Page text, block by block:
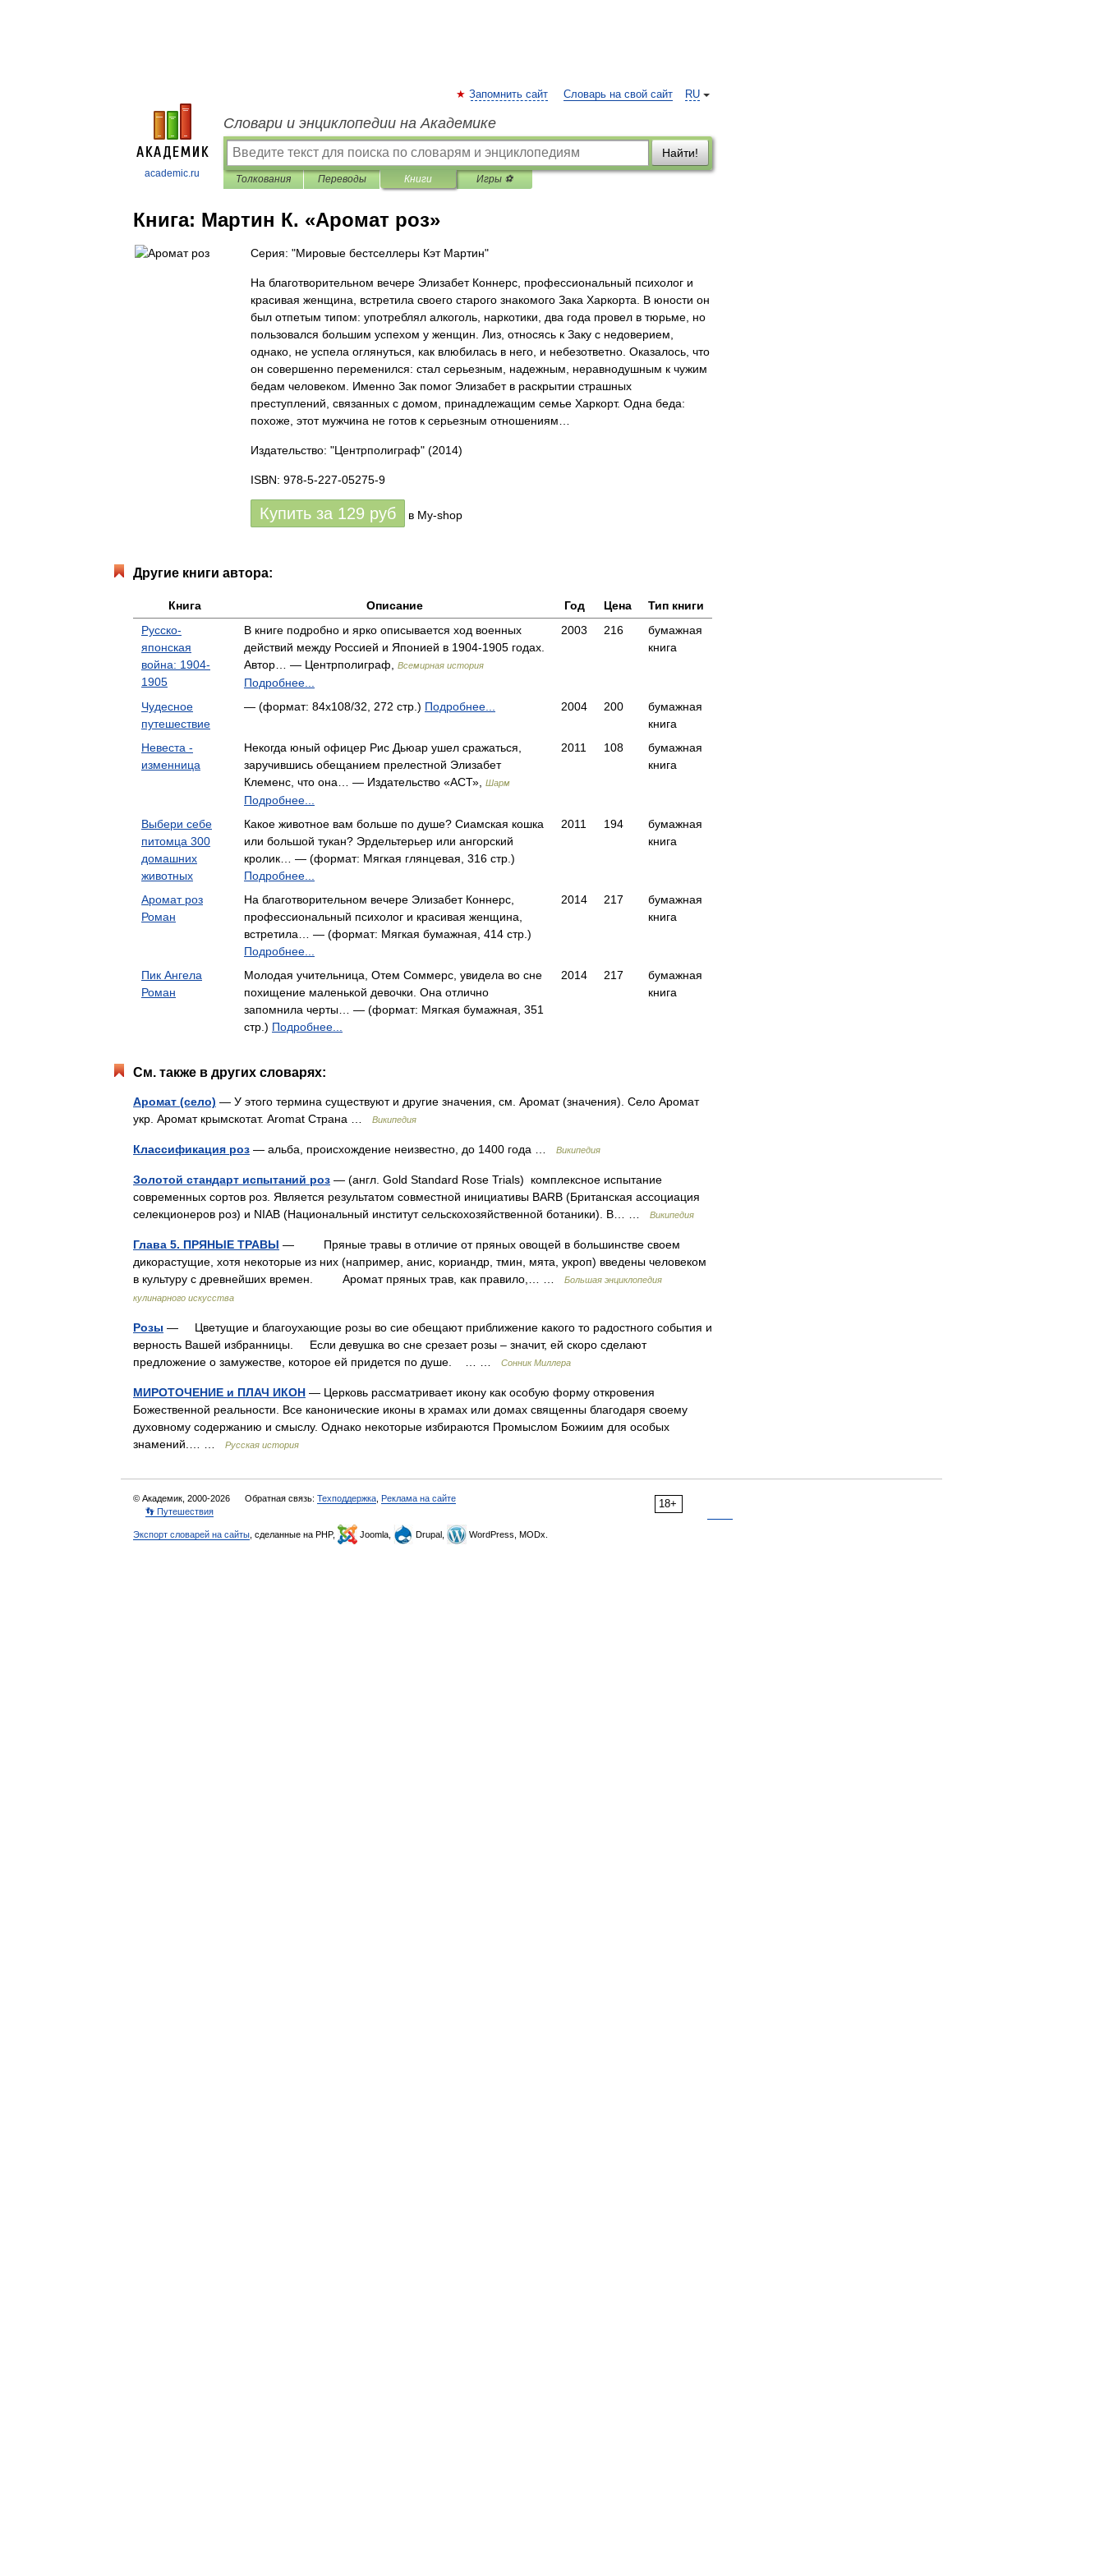
academic.ru
RU
Запомнить сайт Словарь на свой сайт
Словари и энциклопедии на Академике
Найти!
Толкования Переводы Книги Игры ⚽
Книга: Мартин К. «Аромат роз»
Серия: "Мировые бестселлеры Кэт Мартин"
На благотворительном вечере Элизабет Коннерс, профессиональный психолог и
красивая женщина, встретила своего старого знакомого Зака Харкорта. В юности он
был отпетым типом: употреблял алкоголь, наркотики, два года провел в тюрьме, но
пользовался большим успехом у женщин. Лиз, относясь к Заку с недоверием,
однако, не успела оглянуться, как влюбилась в него, и небезответно. Оказалось, что
он совершенно переменился: стал серьезным, надежным, неравнодушным к чужим
бедам человеком. Именно Зак помог Элизабет в раскрытии страшных
преступлений, связанных с домом, принадлежащим семье Харкорт. Одна беда:
похоже, этот мужчина не готов к серьезным отношениям…
Издательство: "Центрполиграф" (2014)
ISBN: 978-5-227-05275-9
Купить за 129 руб в My-shop
Другие книги автора:
Книга Описание Год Цена
Тип книги
Русско-
японская
война: 1904-
1905
В книге подробно и ярко описывается ход военных
действий между Россией и Японией в 1904-1905 годах.
Автор… — Центрполиграф,
Всемирная история
Подробнее...
2003 216
бумажная
книга
Чудесное
путешествие
— (формат: 84x108/32, 272 стр.) Подробнее... 2004 200
бумажная
книга
Невеста -
изменница
Некогда юный офицер Рис Дьюар ушел сражаться,
заручившись обещанием прелестной Элизабет
Клеменс, что она… — Издательство «АСТ»,
Шарм
Подробнее...
2011 108
бумажная
книга
Выбери себе
питомца 300
домашних
животных
Какое животное вам больше по душе? Сиамская кошка
или большой тукан? Эрдельтерьер или ангорский
кролик… — (формат: Мягкая глянцевая, 316 стр.)
Подробнее...
2011 194
бумажная
книга
Аромат роз
Роман
На благотворительном вечере Элизабет Коннерс,
профессиональный психолог и красивая женщина,
встретила… — (формат: Мягкая бумажная, 414 стр.)
Подробнее...
2014 217
бумажная
книга
Пик Ангела
Роман
Молодая учительница, Отем Соммерс, увидела во сне
похищение маленькой девочки. Она отлично
запомнила черты… — (формат: Мягкая бумажная, 351
стр.) Подробнее...
2014 217
бумажная
книга
См. также в других словарях:
Аромат (село) — У этого термина существуют и другие значения, см. Аромат (значения). Село Аромат
укр. Аромат крымскотат. Aromat Страна …
Википедия
Классификация роз — альба, происхождение неизвестно, до 1400 года … Википедия
Золотой стандарт испытаний роз — (англ. Gold Standard Rose Trials) комплексное испытание
современных сортов роз. Является результатом совместной инициативы BARB (Британская ассоциация
селекционеров роз) и NIAB (Национальный институт сельскохозяйственной ботаники). В… …
Википедия
Глава 5. ПРЯНЫЕ ТРАВЫ — Пряные травы в отличие от пряных овощей в большинстве своем
дикорастущие, хотя некоторые из них (например, анис, кориандр, тмин, мята, укроп) введены человеком
в культуру с древнейших времен. Аромат пряных трав, как правило,… …
Большая энциклопедия
кулинарного искусства
Розы — Цветущие и благоухающие розы во сие обещают приближение какого то радостного события и
верность Вашей избранницы. Если девушка во сне срезает розы – значит, ей скоро сделают
предложение о замужестве, которое ей придется по душе. … …
Сонник Миллера
МИРОТОЧЕНИЕ и ПЛАЧ ИКОН — Церковь рассматривает икону как особую форму откровения
Божественной реальности. Все канонические иконы в храмах или домах священны благодаря своему
духовному содержанию и смыслу. Однако некоторые избираются Промыслом Божиим для особых
знамений.… …
Русская история
18+
© Академик, 2000-2026 Обратная связь: Техподдержка Реклама на сайте
👣 Путешествия
Экспорт словарей на сайты , сделанные на PHP, Joomla, Drupal, WordPress, MODx.